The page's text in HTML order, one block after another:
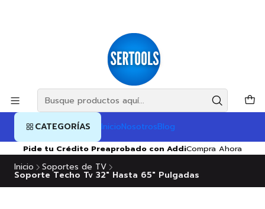
CATEGORÍAS InicioNosotrosBlog
Pide tu Crédito Preaprobado con AddiCompra Ahora
Inicio Soportes de TV
Soporte Techo Tv 32″ Hasta 65″ Pulgadas